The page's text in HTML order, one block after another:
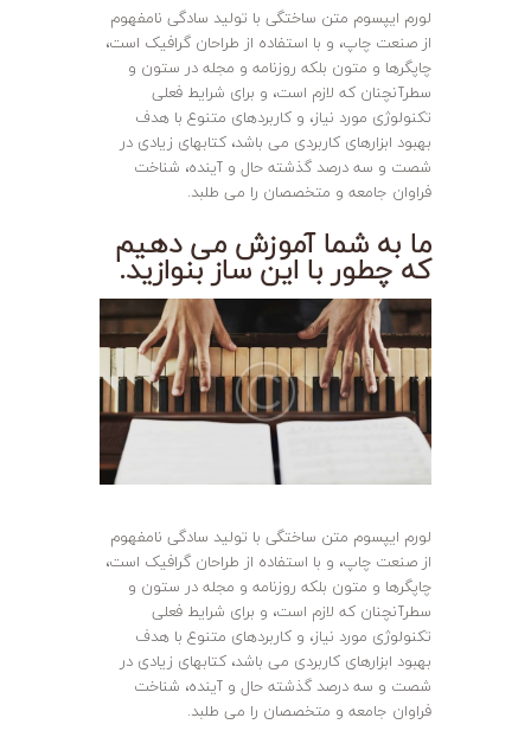
لورم ایپسوم متن ساختگی با تولید سادگی نامفهوم
از صنعت چاپ، و با استفاده از طراحان گرافیک است،
چاپگرها و متون بلکه روزنامه و مجله در ستون و
سطرآنچنان که لازم است، و برای شرایط فعلی
تکنولوژی مورد نیاز، و کاربردهای متنوع با هدف
بهبود ابزارهای کاربردی می باشد، کتابهای زیادی در
شصت و سه درصد گذشته حال و آینده، شناخت
فراوان جامعه و متخصصان را می طلبد.
ما به شما آموزش می دهیم
که چطور با این ساز بنوازید.
لورم ایپسوم متن ساختگی با تولید سادگی نامفهوم
از صنعت چاپ، و با استفاده از طراحان گرافیک است،
چاپگرها و متون بلکه روزنامه و مجله در ستون و
سطرآنچنان که لازم است، و برای شرایط فعلی
تکنولوژی مورد نیاز، و کاربردهای متنوع با هدف
بهبود ابزارهای کاربردی می باشد، کتابهای زیادی در
شصت و سه درصد گذشته حال و آینده، شناخت
فراوان جامعه و متخصصان را می طلبد.